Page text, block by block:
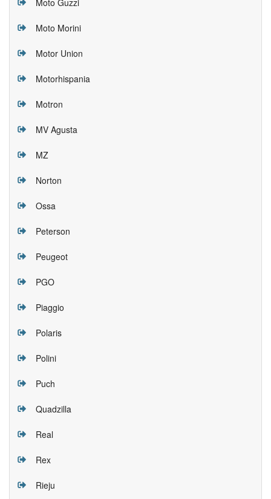
Moto Morini
Motor Union
Motorhispania
Motron
MV Agusta
MZ
Norton
Ossa
Peterson
Peugeot
PGO
Piaggio
Polaris
Polini
Puch
Quadzilla
Real
Rex
Rieju